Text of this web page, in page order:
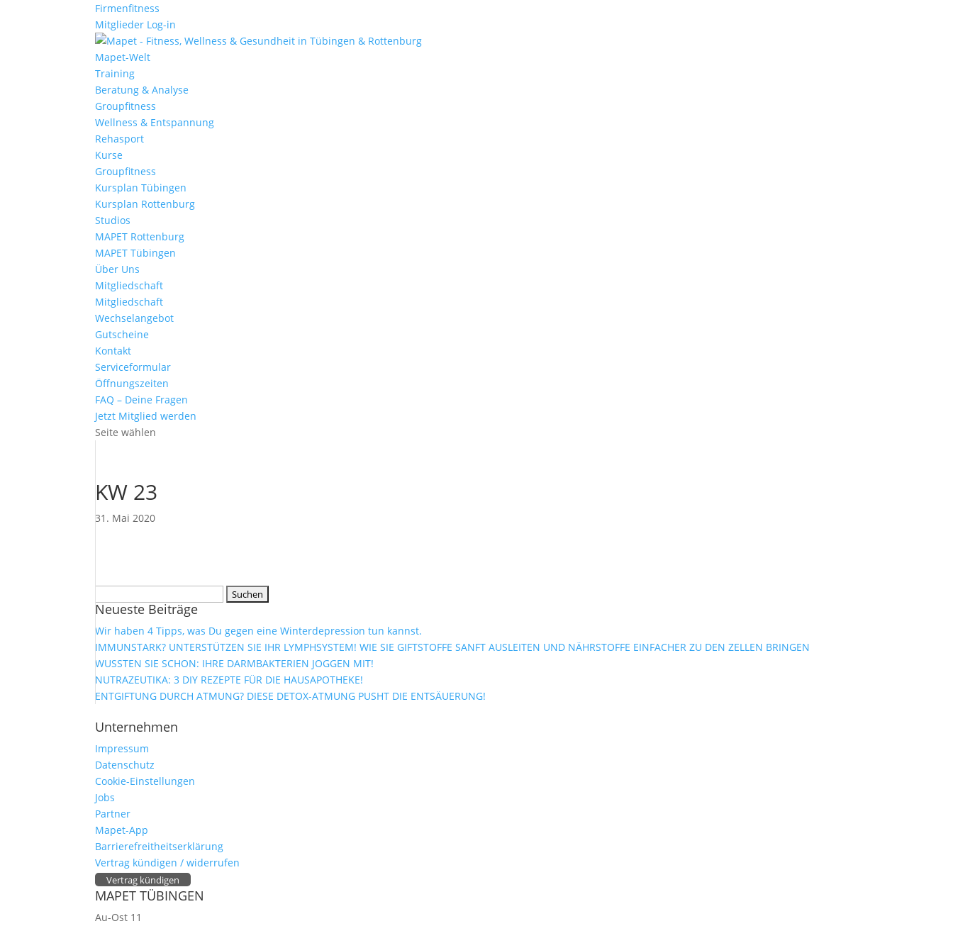
Firmenfitness
Mitglieder Log-in
Mapet-Welt
Training
Beratung & Analyse
Groupfitness
Wellness & Entspannung
Rehasport
Kurse
Groupfitness
Kursplan Tübingen
Kursplan Rottenburg
Studios
MAPET Rottenburg
MAPET Tübingen
Über Uns
Mitgliedschaft
Mitgliedschaft
Wechselangebot
Gutscheine
Kontakt
Serviceformular
Öffnungszeiten
FAQ – Deine Fragen
Jetzt Mitglied werden
Seite wählen
KW 23
31. Mai 2020
nach:
Neueste Beiträge
Wir haben 4 Tipps, was Du gegen eine Winterdepression tun kannst.
IMMUNSTARK? UNTERSTÜTZEN SIE IHR LYMPHSYSTEM! WIE SIE GIFTSTOFFE SANFT AUSLEITEN UND NÄHRSTOFFE EINFACHER ZU DEN ZELLEN BRINGEN
WUSSTEN SIE SCHON: IHRE DARMBAKTERIEN JOGGEN MIT!
NUTRAZEUTIKA: 3 DIY REZEPTE FÜR DIE HAUSAPOTHEKE!
ENTGIFTUNG DURCH ATMUNG? DIESE DETOX-ATMUNG PUSHT DIE ENTSÄUERUNG!
Unternehmen
Impressum
Datenschutz
Cookie-Einstellungen
Jobs
Partner
Mapet-App
Barrierefreitheitserklärung
Vertrag kündigen / widerrufen
Vertrag kündigen
MAPET TÜBINGEN
Au-Ost 11